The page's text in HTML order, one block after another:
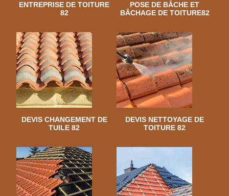
ENTREPRISE DE TOITURE
82
POSE DE BÂCHE ET
BÂCHAGE DE TOITURE82
DEVIS CHANGEMENT DE
TUILE 82
DEVIS NETTOYAGE DE
TOITURE 82